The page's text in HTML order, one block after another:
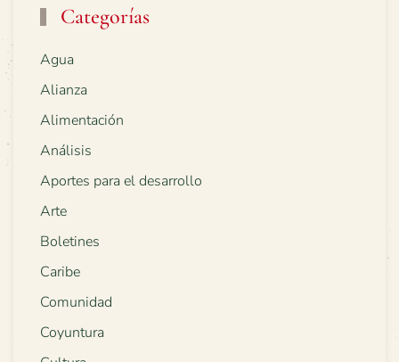
Categorías
Agua
Alianza
Alimentación
Análisis
Aportes para el desarrollo
Arte
Boletines
Caribe
Comunidad
Coyuntura